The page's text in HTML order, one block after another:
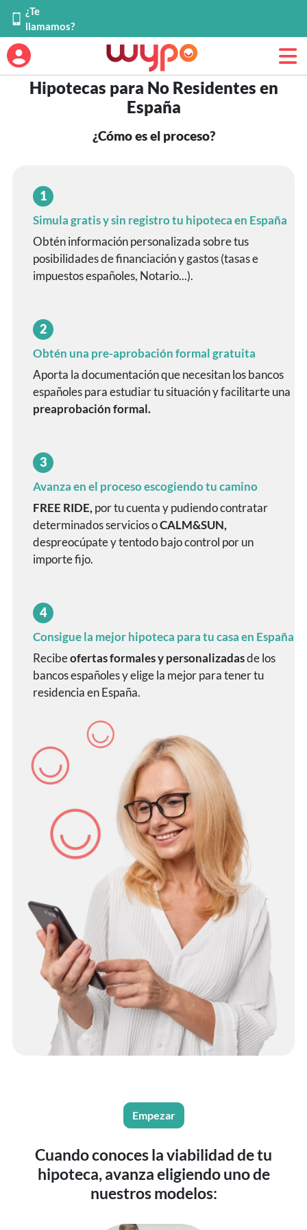
¿Te
llamamos?
Hipotecas para No Residentes en
España
¿Cómo es el proceso?
1
Simula gratis y sin registro tu hipoteca en España
Obtén información personalizada sobre tus
posibilidades de financiación y gastos (tasas e
impuestos españoles, Notario...).
2
Obtén una pre-aprobación formal gratuita
Aporta la documentación que necesitan los bancos
españoles para estudiar tu situación y facilitarte una
preaprobación formal.
3
Avanza en el proceso escogiendo tu camino
FREE RIDE, por tu cuenta y pudiendo contratar
determinados servicios oCALM&SUN,
despreocúpate y tentodo bajo control por un
importe fijo.
4
Consigue la mejor hipoteca para tu casa en España
Recibeofertas formales y personalizadasde los
bancos españoles y elige la mejor para tener tu
residencia en España.
Empezar
Cuando conoces la viabilidad de tu
hipoteca, avanza eligiendo uno de
nuestros modelos: